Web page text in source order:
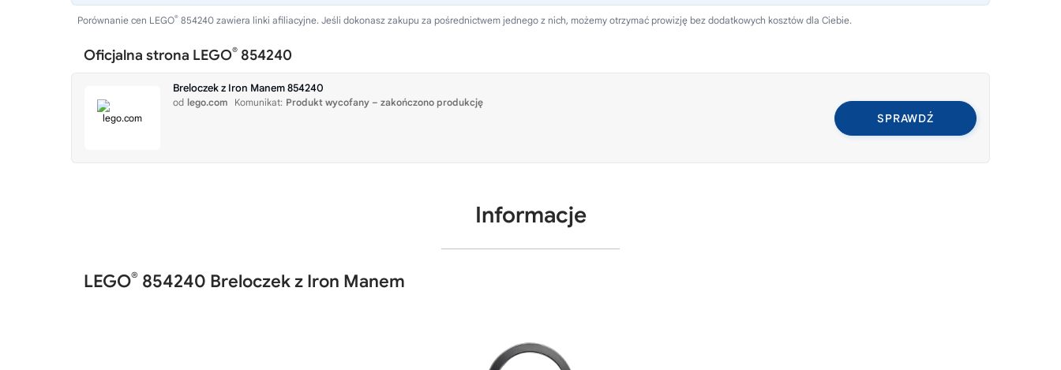
Porównanie cen LEGO® 854240 zawiera linki afiliacyjne. Jeśli dokonasz zakupu za pośrednictwem jednego z nich, możemy otrzymać prowizję bez dodatkowych kosztów dla Ciebie.
Oficjalna strona LEGO® 854240
Breloczek z Iron Manem 854240
od lego.com Komunikat: Produkt wycofany – zakończono produkcję
SPRAWDŹ
Informacje
LEGO® 854240 Breloczek z Iron Manem